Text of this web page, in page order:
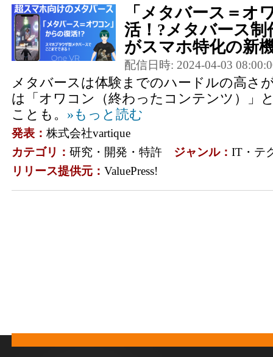
「メタバース＝オ
活！?メタバース
がスマホ特化の新
配信日時: 2024-04-03
メタバースは体験までのハードルの高さ
は「オワコン（終わったコンテンツ）」
ことも。 »もっと読む
発表： 株式会社vartique
カテゴリ： 研究・開発・特許 ジャンル： IT・テ
リリース提供元： ValuePress!